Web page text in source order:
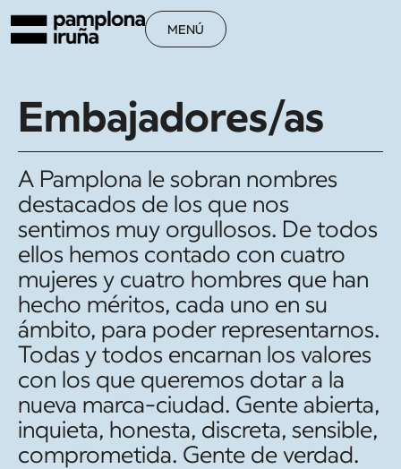
MENÚ
Embajadores/as
A Pamplona le sobran nombres
destacados de los que nos
sentimos muy orgullosos. De todos
ellos hemos contado con cuatro
mujeres y cuatro hombres que han
hecho méritos, cada uno en su
ámbito, para poder representarnos.
Todas y todos encarnan los valores
con los que queremos dotar a la
nueva marca-ciudad. Gente abierta,
inquieta, honesta, discreta, sensible,
comprometida. Gente de verdad.